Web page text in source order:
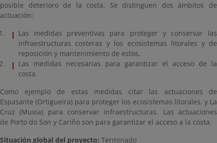
posible deterioro de la costa. Se distinguen dos ámbitos de
actuación:
Las medidas preventivas para proteger y conservar las
infraestructuras costeras y los ecosistemas litorales y de
reposición y mantenimiento de estos.
Las medidas necesarias para garantizar el acceso de la
costa.
Como ejemplo de estas medidas citar las actuaciones de
Espasante (Ortigueira) para proteger los ecosistemas litorales, y La
Cruz (Muxia) para conservar infraestructuras. Las actuaciones
de Porto do Son y Cariño son para garantizar el acceso a la costa.
Situación global del proyecto: Terminado